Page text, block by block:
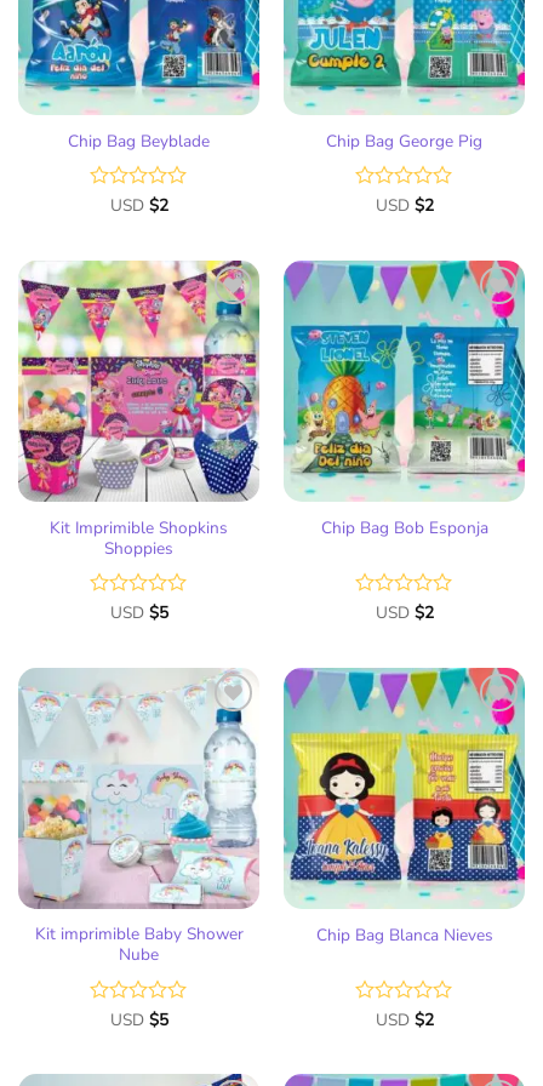
Chip Bag Beyblade
Valorado
de
5
USD $2
Chip Bag George Pig
Valorado
de
USD $2
Añadir
a la
lista
de
deseos
Kit Imprimible Shopkins
Shoppies
Valorado
de
5
USD $5
Añadir
a la
lista
de
deseos
Chip Bag Bob Esponja
Valorado
de
USD $2
Añadir
a la
lista
de
deseos
Kit imprimible Baby Shower
Nube
Valorado
de
USD $5
Añadir
a la
lista
de
deseos
Chip Bag Blanca Nieves
Valorado
de
USD $2